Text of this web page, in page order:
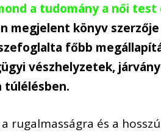
a tudomány a női
megjelent könyv
főbb
vészhelyzetek,
túlélésben.
rugalmasságra és a